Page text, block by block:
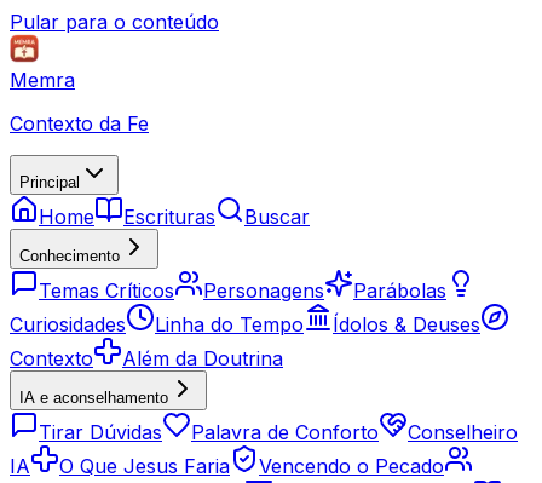
Pular para o conteúdo
Memra
Contexto da Fe
Principal
Home Escrituras Buscar
Conhecimento
Temas Críticos Personagens
Parábolas
Curiosidades
Linha do Tempo
Ídolos & Deuses
Contexto
Além da Doutrina
IA e aconselhamento
Tirar Dúvidas Palavra de Conforto
Conselheiro
IA
O Que Jesus Faria
Vencendo o Pecado